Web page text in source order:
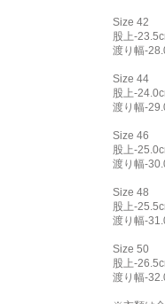
Size 42
股上-
渡り幅-
Size 44
股上-
渡り幅-
Size 46
股上-
渡り幅-
Size 48
股上-
渡り幅-
Size 50
股上-
渡り幅-